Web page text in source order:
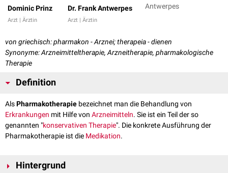
Dominic Prinz
Arzt | Ärztin
Dr. Frank Antwerpes
Arzt | Ärztin
Antwerpes
von griechisch: pharmakon - Arznei; therapeia - dienen
Synonyme: Arzneimitteltherapie, Arzneitherapie, pharmakologische
Therapie
Definition
AlsPharmakotherapie bezeichnet man die Behandlung von
Erkrankungen mit Hilfe von Arzneimitteln. Sie ist ein Teil der so
genannten "konservativen Therapie". Die konkrete Ausführung der
Pharmakotherapie ist die Medikation.
Hintergrund